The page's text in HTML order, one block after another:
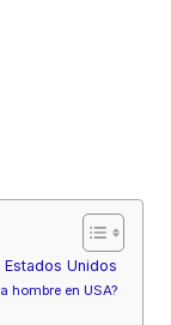
Unidos
hombre en USA?